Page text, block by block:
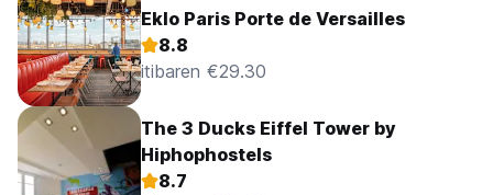
Eklo Paris Porte de Versailles
8.8
itibaren €29.30
The 3 Ducks Eiffel Tower by
Hiphophostels
8.7